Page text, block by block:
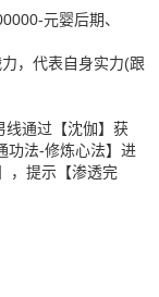
元婴后期、
，代表自身实力(跟
通过【沈伽】获
功法-修炼心法】进
，提示【渗透完